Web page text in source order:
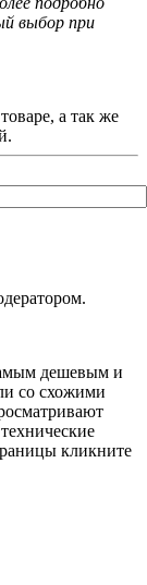
выбор при
а так же
дешевым и
со схожими
кликните